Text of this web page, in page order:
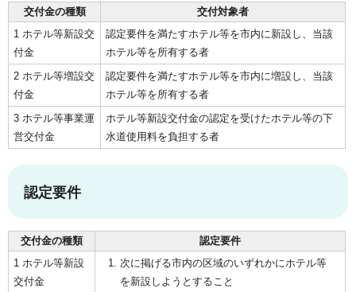
交付金の種類
交付対象者
1 ホテル等新設交
付金
認定要件を満たすホテル等を市内に新設し、当該
ホテル等を所有する者
2 ホテル等増設交
付金
認定要件を満たすホテル等を市内に増設し、当該
ホテル等を所有する者
3 ホテル等事業運
営交付金
ホテル等新設交付金の認定を受けたホテル等の下
水道使用料を負担する者
認定要件
交付金の種類
認定要件
1 ホテル等新設
交付金
次に掲げる市内の区域のいずれかにホテル等
を新設しようとすること